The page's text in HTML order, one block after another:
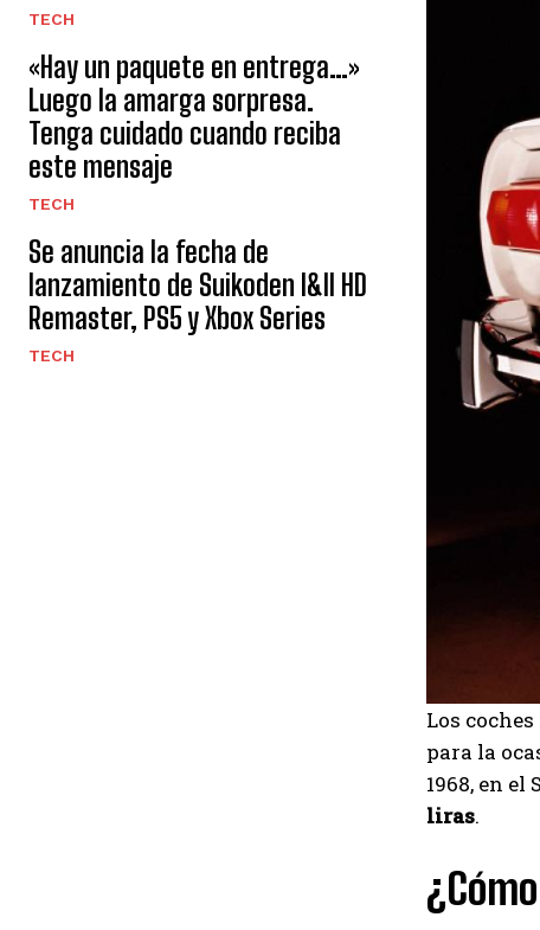
TECH
«Hay un paquete en entrega…»
Luego la amarga sorpresa.
Tenga cuidado cuando reciba
este mensaje
TECH
Se anuncia la fecha de
lanzamiento de Suikoden I&II HD
Remaster, PS5 y Xbox Series
TECH
Los
para la
1968, en
liras.